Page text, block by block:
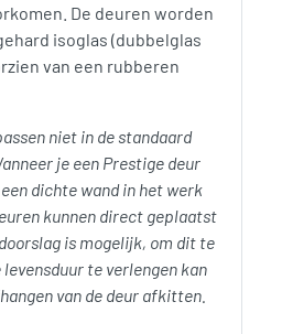
De deuren worden
isoglas (dubbelglas
van een rubberen
niet in de standaard
je een Prestige deur
dichte wand in het werk
kunnen direct geplaatst
is mogelijk, om dit te
te verlengen kan
van de deur afkitten.